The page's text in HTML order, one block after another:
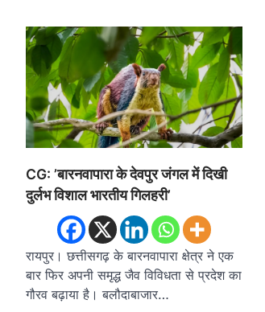
CG: ’बारनवापारा के देवपुर जंगल में दिखी
दुर्लभ विशाल भारतीय गिलहरी’
रायपुर। छत्तीसगढ़ के बारनवापारा क्षेत्र ने एक
बार फिर अपनी समृद्ध जैव विविधता से प्रदेश का
गौरव बढ़ाया है। बलौदाबाजार…